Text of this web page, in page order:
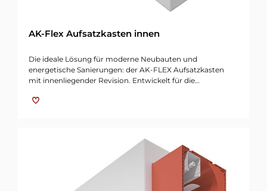
AK-Flex Aufsatzkasten innen
Die ideale Lösung für moderne Neubauten und
energetische Sanierungen: der AK-FLEX Aufsatzkasten
mit innenliegender Revision. Entwickelt für die…